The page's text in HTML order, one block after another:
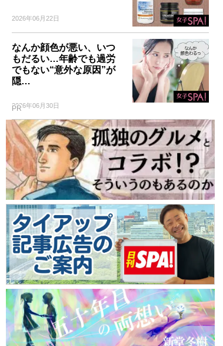
2026年06月22日
なんか顔色が悪い、いつ
もだるい…年齢でも過労
でもない“意外な原因”が
隠…
2026年06月30日
PR